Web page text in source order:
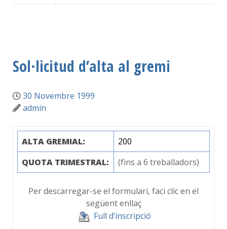
Sol·licitud d’alta al gremi
30 Novembre 1999
admin
ALTA GREMIAL:
200
QUOTA TRIMESTRAL:
(fins a 6 treballadors)
Per descarregar-se el formulari, faci clic en el
següent enllaç
Full d’inscripció